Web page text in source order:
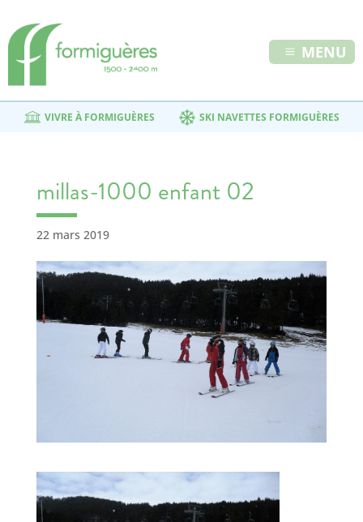
MENU
VIVRE À FORMIGUÈRES SKI NAVETTES FORMIGUÈRES
millas-1000 enfant 02
22 mars 2019